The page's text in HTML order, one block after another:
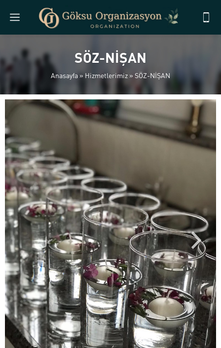
SÖZ-NİŞAN
Anasayfa »Hizmetlerimiz » SÖZ-NİŞAN